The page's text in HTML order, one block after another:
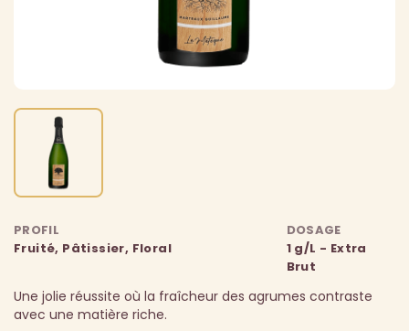
PROFIL
Fruité, Pâtissier, Floral
DOSAGE
1 g/L - Extra
Brut
Une jolie réussite où la fraîcheur des agrumes contraste
avec une matière riche.